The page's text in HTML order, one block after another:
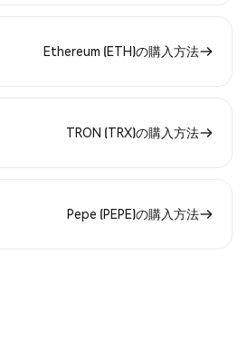
Ethereum (ETH)の購入方法
TRON (TRX)の購入方法
Pepe (PEPE)の購入方法